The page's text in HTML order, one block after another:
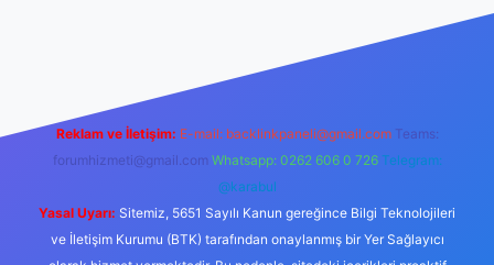
Betexper
Reklam ve İletişim: E-mail: backlinkpaneli@gmail.com Teams:
forumhizmeti@gmail.com Whatsapp: 0262 606 0 726 Telegram:
@karabul
Yasal Uyarı: Sitemiz, 5651 Sayılı Kanun gereğince Bilgi Teknolojileri
ve İletişim Kurumu (BTK) tarafından onaylanmış bir Yer Sağlayıcı